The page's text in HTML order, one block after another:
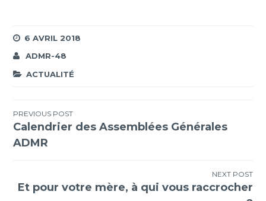
6 AVRIL 2018
ADMR-48
ACTUALITÉ
Navigation
de
PREVIOUS POST
Calendrier des Assemblées Générales
ADMR
NEXT POST
Et pour votre mère, à qui vous raccrocher